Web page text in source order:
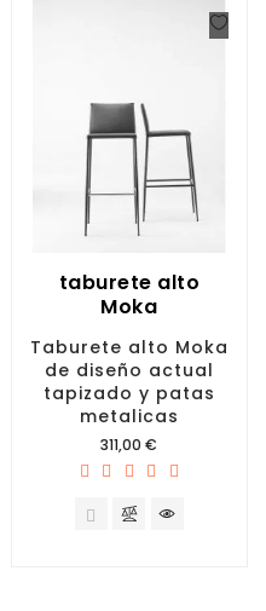
taburete alto
Moka
Taburete alto Moka
de diseño actual
tapizado y patas
metalicas
Precio
311,00 €